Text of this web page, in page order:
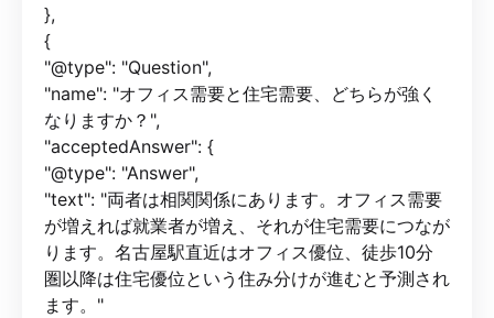
},
{
"@type": "Question",
"name": "オフィス需要と住宅需要、どちらが強く
なりますか？",
"acceptedAnswer": {
"@type": "Answer",
"text": "両者は相関関係にあります。オフィス需要
が増えれば就業者が増え、それが住宅需要につなが
ります。名古屋駅直近はオフィス優位、徒歩10分
圏以降は住宅優位という住み分けが進むと予測され
ます。"